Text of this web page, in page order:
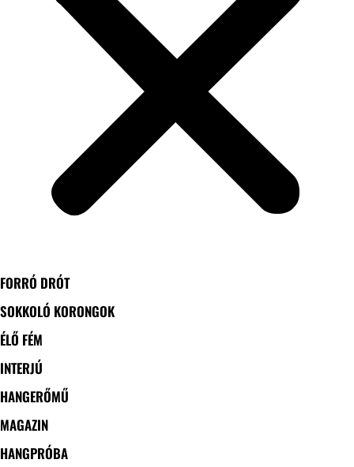
FORRÓ DRÓT
SOKKOLÓ KORONGOK
ÉLŐ FÉM
INTERJÚ
HANGERŐMŰ
MAGAZIN
HANGPRÓBA